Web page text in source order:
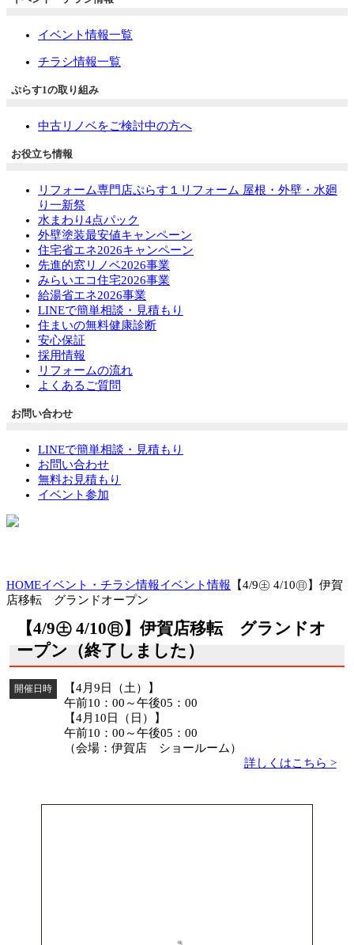
イベント情報一覧
チラシ情報一覧
ぷらす1の取り組み
中古リノベをご検討中の方へ
お役立ち情報
リフォーム専門店ぷらす１リフォーム 屋根・外壁・水廻
り一新祭
水まわり4点パック
外壁塗装最安値キャンペーン
住宅省エネ2026キャンペーン
先進的窓リノベ2026事業
みらいエコ住宅2026事業
給湯省エネ2026事業
LINEで簡単相談・見積もり
住まいの無料健康診断
安心保証
採用情報
リフォームの流れ
よくあるご質問
お問い合わせ
LINEで簡単相談・見積もり
お問い合わせ
無料お見積もり
イベント参加
HOMEイベント・チラシ情報イベント情報 【4/9㊏ 4/10㊐】伊賀
店移転 グランドオープン
【4/9㊏ 4/10㊐】伊賀店移転 グランドオ
ープン（終了しました）
開催日時
【4月9日（土）】
午前10：00～午後05：00
【4月10日（日）】
午前10：00～午後05：00
（会場：伊賀店 ショールーム）
詳しくはこちら >